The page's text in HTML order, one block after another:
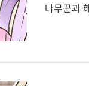
나무꾼과